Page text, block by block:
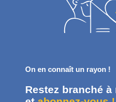
On en connaît un rayon !
Restez branché